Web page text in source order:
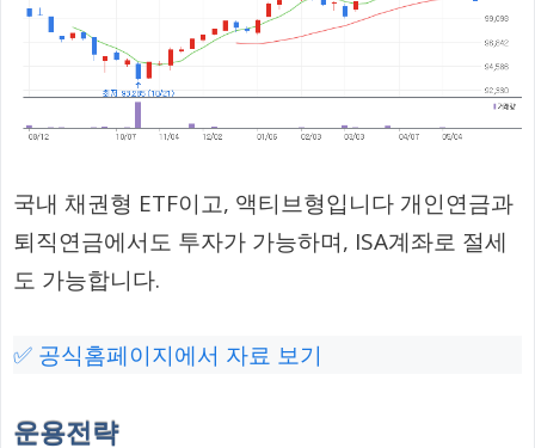
국내 채권형 ETF이고, 액티브형입니다 개인연금과
퇴직연금에서도 투자가 가능하며, ISA계좌로 절세
도 가능합니다.
✅ 공식홈페이지에서 자료 보기
운용전략